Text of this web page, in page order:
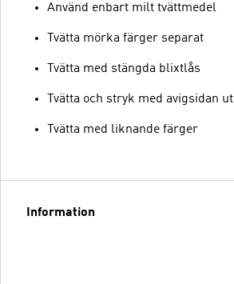
Använd enbart milt tvättmedel
Tvätta mörka färger separat
Tvätta med stängda blixtlås
Tvätta och stryk med avigsidan ut
Tvätta med liknande färger
Information